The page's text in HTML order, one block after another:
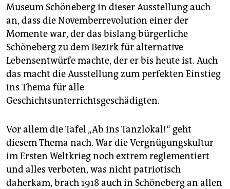
Museum Schöneberg in dieser Ausstellung auch
an, dass die Novemberrevolution einer der
Momente war, der das bislang bürgerliche
Schöneberg zu dem Bezirk für alternative
Lebensentwürfe machte, der er bis heute ist. Auch
das macht die Ausstellung zum perfekten Einstieg
ins Thema für alle
Geschichtsunterrichtsgeschädigten.
Vor allem die Tafel „Ab ins Tanzlokal!“ geht
diesem Thema nach. War die Vergnügungskultur
im Ersten Weltkrieg noch extrem reglementiert
und alles verboten, was nicht patriotisch
daherkam, brach 1918 auch in Schöneberg an allen